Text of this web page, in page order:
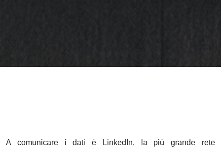
A comunicare i dati è LinkedIn, la più grande rete